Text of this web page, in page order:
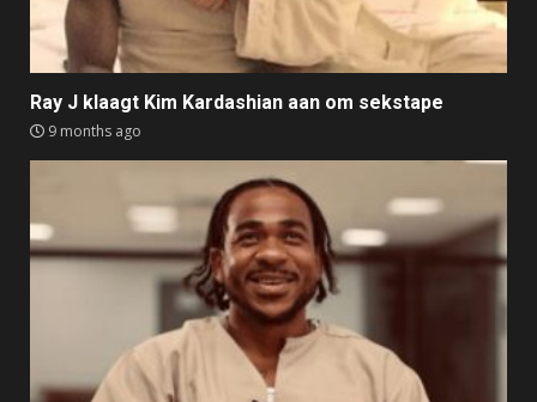
Ray J klaagt Kim Kardashian aan om sekstape
9 months ago